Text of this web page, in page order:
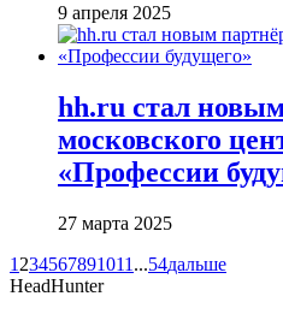
9 апреля 2025
hh.ru стал
московского
«Профессии
27 марта 2025
1 234567891011 ...54дальше
HeadHunter